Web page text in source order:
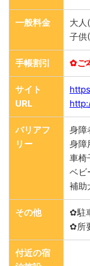
一般料金
大人
子供
手帳割引 ✿ご
サイト
URL
バリアフ
リー
身障
身障
車椅
ベビ
補助
その他
✿駐
✿所
付近の宿